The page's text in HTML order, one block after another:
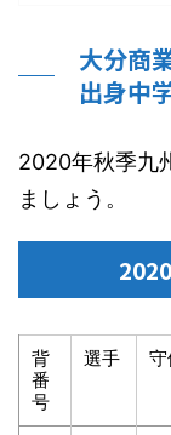
大分商
出身中
2020年秋季九
ましょう。
背
番
号
選手